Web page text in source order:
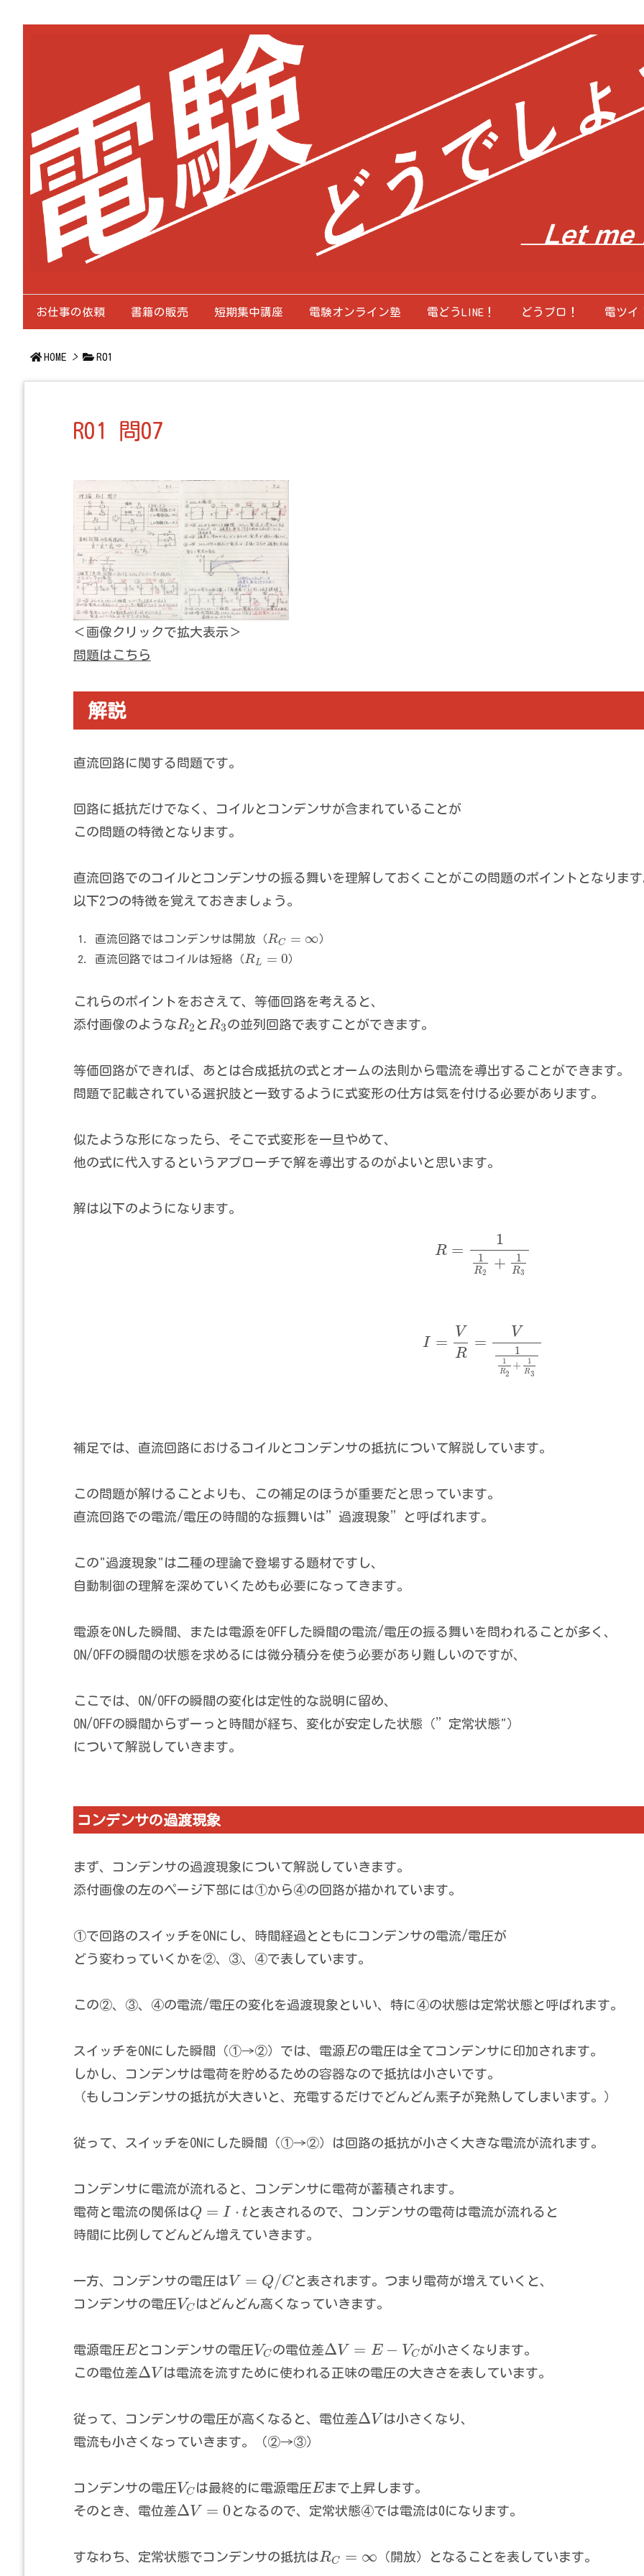
お仕事の依頼 書籍の販売 短期集中講座 電験オンライン塾 電どうLINE！ どうブロ！ 電ツイ
HOME > R01
R01 問07
＜画像クリックで拡大表示＞
問題はこちら
解説
直流回路に関する問題です。
回路に抵抗だけでなく、コイルとコンデンサが含まれていることが
この問題の特徴となります。
直流回路でのコイルとコンデンサの振る舞いを理解しておくことがこの問題のポイントとなりま
以下2つの特徴を覚えておきましょう。
直流回路ではコンデンサは開放（RC = ∞）
直流回路ではコイルは短絡（RL = 0）
これらのポイントをおさえて、等価回路を考えると、
添付画像のようなR2 とR3の並列回路で表すことができます。
等価回路ができれば、あとは合成抵抗の式とオームの法則から電流を導出することができます。
問題で記載されている選択肢と一致するように式変形の仕方は気を付ける必要があります。
似たような形になったら、そこで式変形を一旦やめて、
他の式に代入するというアプローチで解を導出するのがよいと思います。
解は以下のようになります。
R =
1
1
R2
+ 1
R3
I =
V
R
=
V
1
1
R2
+ 1
R3
補足では、直流回路におけるコイルとコンデンサの抵抗について解説しています。
この問題が解けることよりも、この補足のほうが重要だと思っています。
直流回路での電流/電圧の時間的な振舞いは”過渡現象”と呼ばれます。
この"過渡現象"は二種の理論で登場する題材ですし、
自動制御の理解を深めていくためも必要になってきます。
電源をONした瞬間、または電源をOFFした瞬間の電流/電圧の振る舞いを問われることが多く、
ON/OFFの瞬間の状態を求めるには微分積分を使う必要があり難しいのですが、
ここでは、ON/OFFの瞬間の変化は定性的な説明に留め、
ON/OFFの瞬間からずーっと時間が経ち、変化が安定した状態（”定常状態"）
について解説していきます。
コンデンサの過渡現象
まず、コンデンサの過渡現象について解説していきます。
添付画像の左のページ下部には①から④の回路が描かれています。
①で回路のスイッチをONにし、時間経過とともにコンデンサの電流/電圧が
どう変わっていくかを②、③、④で表しています。
この②、③、④の電流/電圧の変化を過渡現象といい、特に④の状態は定常状態と呼ばれます。
スイッチをONにした瞬間（①→②）では、電源Eの電圧は全てコンデンサに印加されます。
しかし、コンデンサは電荷を貯めるための容器なので抵抗は小さいです。
（もしコンデンサの抵抗が大きいと、充電するだけでどんどん素子が発熱してしまいます。）
従って、スイッチをONにした瞬間（①→②）は回路の抵抗が小さく大きな電流が流れます。
コンデンサに電流が流れると、コンデンサに電荷が蓄積されます。
電荷と電流の関係はQ = I ⋅ tと表されるので、コンデンサの電荷は電流が流れると
時間に比例してどんどん増えていきます。
一方、コンデンサの電圧は V = Q/C と表されます。つまり電荷が増えていくと、
コンデンサの電圧 VC はどんどん高くなっていきます。
電源電圧E とコンデンサの電圧 VC の電位差ΔV = E − VC が小さくなります。
この電位差ΔV は電流を流すために使われる正味の電圧の大きさを表しています。
従って、コンデンサの電圧が高くなると、電位差ΔV は小さくなり、
電流も小さくなっていきます。（②→③）
コンデンサの電圧 VC は最終的に電源電圧Eまで上昇します。
そのとき、電位差ΔV = 0 となるので、定常状態④では電流は0になります。
すなわち、定常状態でコンデンサの抵抗はRC = ∞ （開放）となることを表しています。